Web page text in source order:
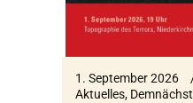
1. September 2026
Aktuelles, Demnächst